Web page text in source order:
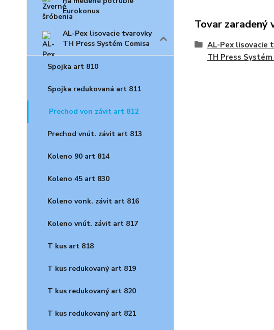
Eurokonus
AL-Pex lisovacie tvarovky
TH Press Systém Comisa
Spojka art 810
Spojka redukovaná art 811
Prechod von závit art 812
Prechod vnút. závit art 813
Koleno 90 art 814
Koleno 45 art 830
Koleno vonk. závit art 816
Koleno vnút. závit art 817
T kus art 818
T kus redukovaný art 819
T kus redukovaný art 820
T kus redukovaný art 821
Tovar zaradený
AL-Pex lisovacie
TH Press Systém